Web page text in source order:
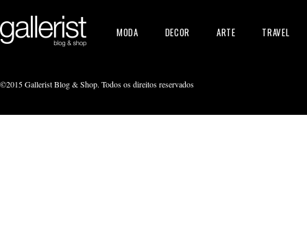
MODA DECOR ARTE TRAVEL
©2015 Gallerist Blog & Shop. Todos os direitos reservados